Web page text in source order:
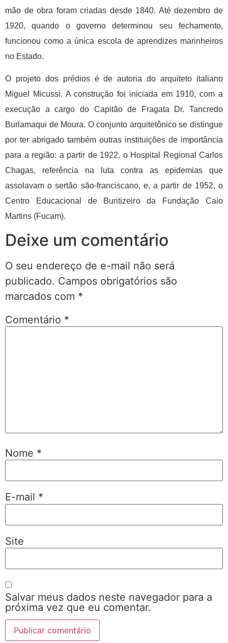
mão de obra foram criadas desde 1840. Até dezembro de
1920, quando o governo determinou seu fechamento,
funcionou como a única escola de aprendizes marinheiros
no Estado.
O projeto dos prédios é de autoria do arquiteto italiano
Miguel Micussi. A construção foi iniciada em 1910, com a
execução a cargo do Capitão de Fragata Dr. Tancredo
Burlamaqui de Moura. O conjunto arquitetônico se distingue
por ter abrigado também outras instituições de importância
para a região: a partir de 1922, o Hospital Regional Carlos
Chagas, referência na luta contra as epidemias que
assolavam o sertão são-franciscano, e, a partir de 1952, o
Centro Educacional de Buritizeiro da Fundação Caio
Martins (Fucam).
Deixe um comentário
O seu endereço de e-mail não será
publicado. Campos obrigatórios são
marcados com *
Comentário *
Nome *
E-mail *
Site
Salvar meus dados neste navegador para a
próxima vez que eu comentar.